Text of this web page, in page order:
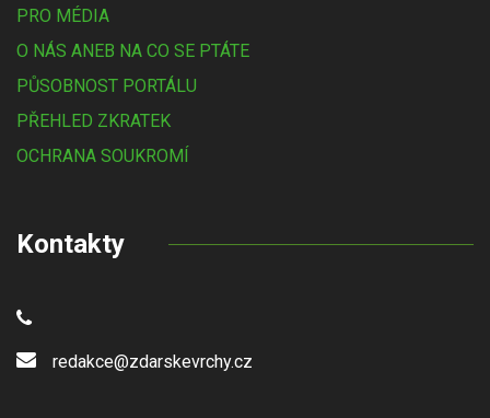
PRO MÉDIA
O NÁS ANEB NA CO SE PTÁTE
PŮSOBNOST PORTÁLU
PŘEHLED ZKRATEK
OCHRANA SOUKROMÍ
Kontakty
redakce@zdarskevrchy.cz